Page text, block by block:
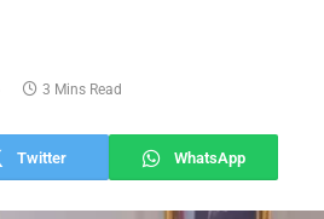
3 Mins Read
Twitter WhatsApp